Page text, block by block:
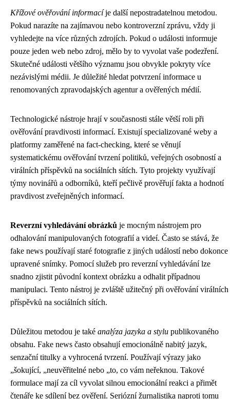
Křížové ověřování informacíje další nepostradatelnou metodou.
Pokud narazíte na zajímavou nebo kontroverzní zprávu, vždy ji
vyhledejte na více různých zdrojích. Pokud o události informuje
pouze jeden web nebo zdroj, mělo by to vyvolat vaše podezření.
Skutečné události většího významu jsou obvykle pokryty více
nezávislými médii. Je důležité hledat potvrzení informace u
renomovaných zpravodajských agentur a ověřených médií.
Technologické nástroje hrají v současnosti stále větší roli při
ověřování pravdivosti informací. Existují specializované weby a
platformy zaměřené na fact-checking, které se věnují
systematickému ověřování tvrzení politiků, veřejných osobností a
virálních příspěvků na sociálních sítích. Tyto projekty využívají
týmy novinářů a odborníků, kteří pečlivě prověřují fakta a hodnotí
pravdivost zveřejněných informací.
Reverzní vyhledávání obrázků je mocným nástrojem pro
odhalování manipulovaných fotografií a videí. Často se stává, že
fake news používají staré fotografie z jiných událostí nebo dokonce
upravené snímky. Pomocí služeb pro reverzní vyhledávání lze
snadno zjistit původní kontext obrázku a odhalit případnou
manipulaci. Tento nástroj je zvláště užitečný při ověřování virálních
příspěvků na sociálních sítích.
Důležitou metodou je také analýza jazyka a stylu publikovaného
obsahu. Fake news často obsahují emocionálně nabitý jazyk,
senzační titulky a vyhrocená tvrzení. Používají výrazy jako
„šokující, „neuvěřitelné nebo „to, co vám neřeknou. Takové
formulace mají za cíl vyvolat silnou emocionální reakci a přimět
čtenáře ke sdílení bez ověření. Seriózní žurnalistika naproti tomu